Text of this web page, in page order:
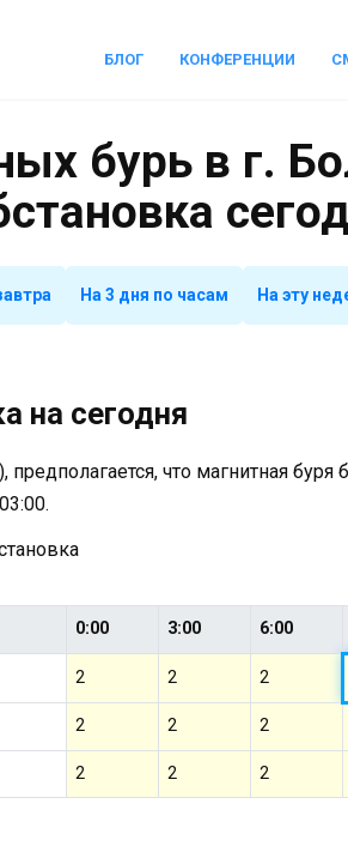
БЛОГ КОНФЕРЕНЦИИ
бурь в г.
На 3 дня по часам На эту
на сегодня
предполагается, что магнитная
0:00 3:00 6:00
2 2 2
2 2 2
2 2 2